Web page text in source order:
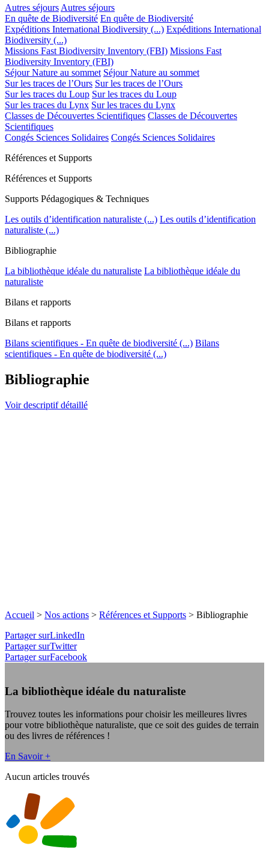
Autres séjours Autres séjours
En quête de Biodiversité En quête de Biodiversité
Expéditions International Biodiversity (...) Expéditions International
Biodiversity (...)
Missions Fast Biodiversity Inventory (FBI) Missions Fast
Biodiversity Inventory (FBI)
Séjour Nature au sommet Séjour Nature au sommet
Sur les traces de l’Ours Sur les traces de l’Ours
Sur les traces du Loup Sur les traces du Loup
Sur les traces du Lynx Sur les traces du Lynx
Classes de Découvertes Scientifiques Classes de Découvertes
Scientifiques
Congés Sciences Solidaires Congés Sciences Solidaires
Références et Supports
Références et Supports
Supports Pédagogiques & Techniques
Les outils d’identification naturaliste (...) Les outils d’identification
naturaliste (...)
Bibliographie
La bibliothèque idéale du naturaliste La bibliothèque idéale du
naturaliste
Bilans et rapports
Bilans et rapports
Bilans scientifiques - En quête de biodiversité (...) Bilans
scientifiques - En quête de biodiversité (...)
Bibliographie
Voir descriptif détaillé
Accueil > Nos actions > Références et Supports > Bibliographie
Partager surLinkedIn
Partager surTwitter
Partager surFacebook
La bibliothèque idéale du naturaliste
Trouvez toutes les informations pour choisir les meilleures livres
pour votre bibliothèque naturaliste, que ce soit des guides de terrain
ou des livres de références !
En Savoir +
Aucun articles trouvés